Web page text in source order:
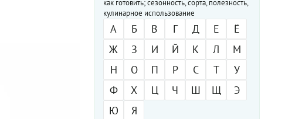
как готовить; сезонность, сорта, полезность,
кулинарное использование
А Б В Г Д Е
Ё
Ж
З И Й К Л
М
Н
О П Р С Т
У
Ф
Х Ц Ч Ш Щ
Э
Ю
Я